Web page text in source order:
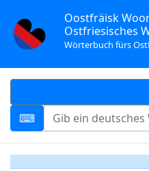
Oostfräisk
Ostfriesisches
Wörterbuch fürs